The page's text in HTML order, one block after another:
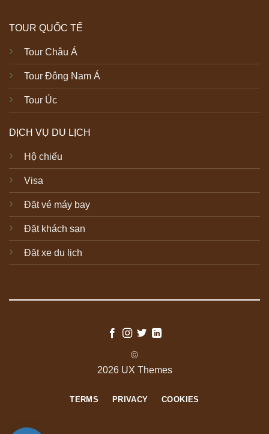
TOUR QUỐC TẾ
Tour Châu Á
Tour Đông Nam Á
Tour Úc
DỊCH VỤ DU LỊCH
Hộ chiếu
Visa
Đặt vé máy bay
Đặt khách sạn
Đặt xe du lịch
©
2026 UX Themes
TERMS PRIVACY COOKIES